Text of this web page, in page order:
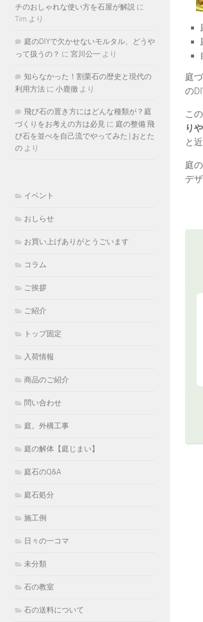
庭
の
こ
り
と
庭
デ
チのおしゃれな使い方を石屋が解説 に
Tim より
庭のDIYで欠かせないモルタル、どうや
って扱うの？ に 宮川公一 より
知らなかった！割栗石の歴史と現代の
利用方法 に 小鹿徹 より
飛び石の置き方にはどんな種類が？庭
づくりをお考えの方は必見 に 庭の整備 飛
び石を並べを自己流でやってみた | おとた
の より
イベント
おしらせ
お買い上げありがとうごいます
コラム
ご挨拶
ご紹介
トップ固定
入荷情報
商品のご紹介
問い合わせ
庭。外構工事
庭の解体【庭じまい】
庭石のQ&A
庭石処分
施工例
日々の一コマ
未分類
石の教室
石の送料について